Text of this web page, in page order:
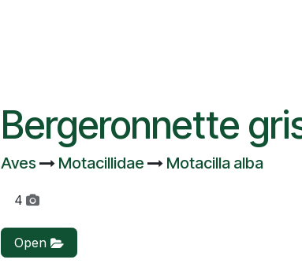
Bergeronnette
Aves Motacillidae Motacilla alba
4
Open